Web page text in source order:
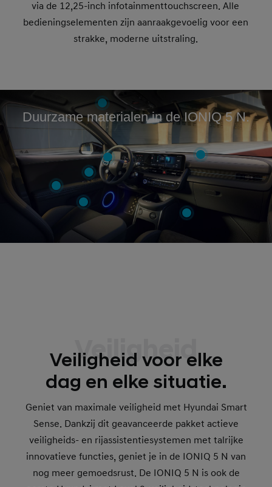
via de 12,25-inch infotainmenttouchscreen. Alle
bedieningselementen zijn aanraakgevoelig voor een
strakke, moderne uitstraling.
Duurzame materialen in de IONIQ 5 N.
Veiligheid
Veiligheid voor elke
dag en elke situatie.
Geniet van maximale veiligheid met Hyundai Smart
Sense. Dankzij dit geavanceerde pakket actieve
veiligheids- en rijassistentiesystemen met talrijke
innovatieve functies, geniet je in de IONIQ 5 N van
nog meer gemoedsrust. De IONIQ 5 N is ook de